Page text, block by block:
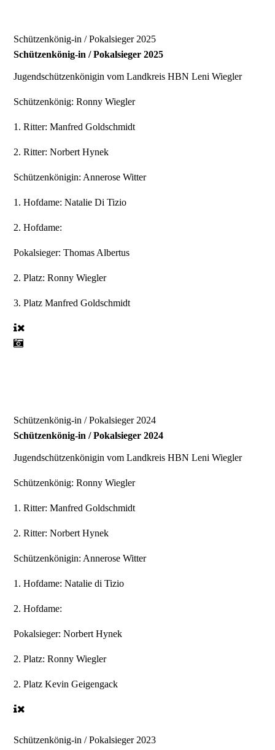
Schützenkönig-in / Pokalsieger 2025
Schützenkönig-in / Pokalsieger 2025
Jugendschützenkönigin vom Landkreis HBNLeni Wiegler
Schützenkönig:Ronny Wiegler
1. Ritter:Manfred Goldschmidt
2. Ritter:Norbert Hynek
Schützenkönigin: Annerose Witter
1. Hofdame:Natalie Di Tizio
2. Hofdame:
Pokalsieger:Thomas Albertus
2. Platz:Ronny Wiegler
3. PlatzManfred Goldschmidt
Schützenkönig-in / Pokalsieger 2024
Schützenkönig-in / Pokalsieger 2024
Jugendschützenkönigin vom Landkreis HBNLeni Wiegler
Schützenkönig:Ronny Wiegler
1. Ritter:Manfred Goldschmidt
2. Ritter:Norbert Hynek
Schützenkönigin: Annerose Witter
1. Hofdame:Natalie di Tizio
2. Hofdame:
Pokalsieger:Norbert Hynek
2. Platz:Ronny Wiegler
2. PlatzKevin Geigengack
Schützenkönig-in / Pokalsieger 2023